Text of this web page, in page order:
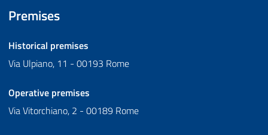
Premises
Historical premises
Via Ulpiano, 11 - 00193 Rome
Operative premises
Via Vitorchiano, 2 - 00189 Rome